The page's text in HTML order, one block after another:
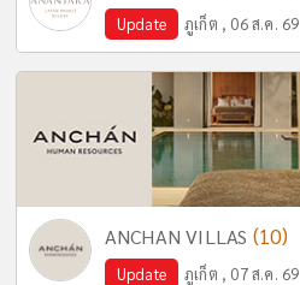
Update ภูเก็ต , 06 ส.ค. 69
ANCHAN VILLAS (10)
Update ภูเก็ต , 07 ส.ค. 69